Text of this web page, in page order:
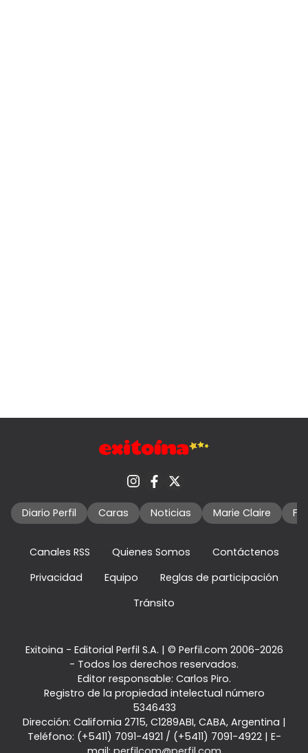
Diario Perfil Caras Noticias Marie Claire
Canales RSS Quienes Somos
Contáctenos
Privacidad
Equipo
Reglas de participación
Tránsito
Exitoina - Editorial Perfil S.A. | © Perfil.com 2006-2026
- Todos los derechos reservados.
Editor responsable: Carlos Piro.
Registro de la propiedad intelectual número
5346433
Dirección: California 2715, C1289ABI, CABA, Argentina |
Teléfono: (+5411) 7091-4921 / (+5411) 7091-4922| E-